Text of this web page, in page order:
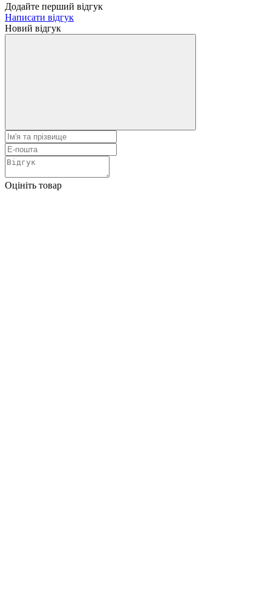
Додайте перший відгук
Написати відгук
Новий відгук
Оцініть товар